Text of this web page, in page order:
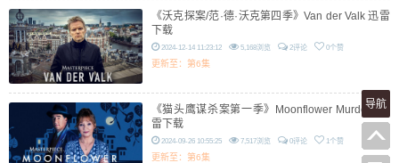
《沃克探案/范·德·沃克第四季》Van der Valk 迅雷
下载
2024-12-14 11:23:12 5,168浏览 2评论 0个赞
更新至：第6集
《猫头鹰谋杀案第一季》Moonflower Murders 迅
雷下载
2024-09-26 10:55:25 7,517浏览 0评论 1个赞
更新至：第6集
导航